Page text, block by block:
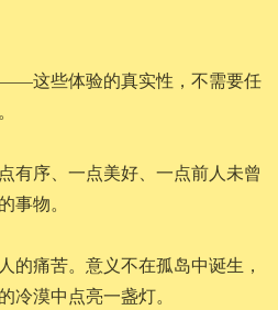
这些体验的真实性，不需要任
有序、一点美好、一点前人未曾
事物。
的痛苦。意义不在孤岛中诞生，
漠中点亮一盏灯。